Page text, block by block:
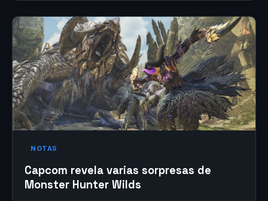
NOTAS
Capcom revela varias sorpresas de
Monster Hunter Wilds